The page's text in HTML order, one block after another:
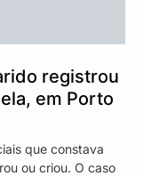
registrou
em Porto
que constava
ou criou. O caso